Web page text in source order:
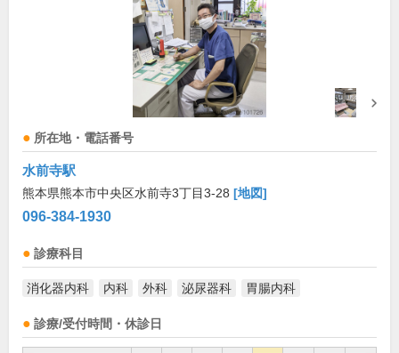
所在地・電話番号
水前寺駅
熊本県熊本市中央区水前寺3丁目3-28 [地図]
096-384-1930
診療科目
消化器内科 内科 外科 泌尿器科 胃腸内科
診療/受付時間・休診日